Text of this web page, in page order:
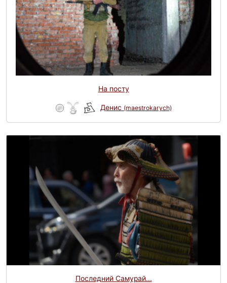
На посту
Денис (maestrokarych)
Последний Самурай...